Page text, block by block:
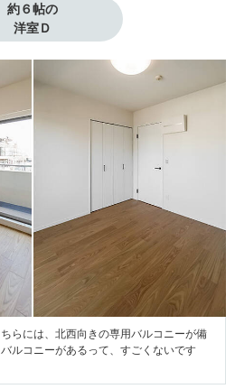
約６帖の
洋室Ｄ
らには、北西向きの専用バルコニーが備
ルコニーがあるって、すごくないです